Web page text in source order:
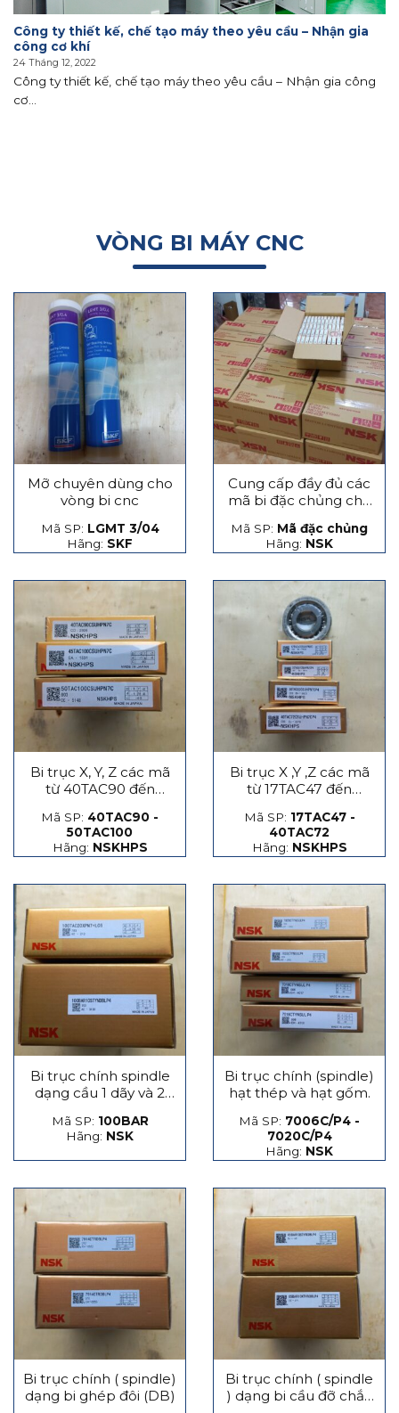
Công ty thiết kế, chế tạo máy theo yêu cầu – Nhận gia
công cơ khí
24 Tháng 12, 2022
Công ty thiết kế, chế tạo máy theo yêu cầu – Nhận gia công
cơ...
VÒNG BI MÁY CNC
Mỡ chuyên dùng cho
vòng bi cnc
Mã SP: LGMT 3/04
Hãng: SKF
Cung cấp đầy đủ các
mã bi đặc chủng cho
Mã SP: Mã đặc chủng
Hãng: NSK
Bi trục X, Y, Z các mã
từ 40TAC90 đến
Mã SP: 40TAC90 -
50TAC100
Hãng: NSKHPS
Bi trục X ,Y ,Z các mã
từ 17TAC47 đến
Mã SP: 17TAC47 -
40TAC72
Hãng: NSKHPS
Bi trục chính spindle
dạng cầu 1 dãy và 2
Mã SP: 100BAR
Hãng: NSK
Bi trục chính (spindle)
hạt thép và hạt gốm.
Mã SP: 7006C/P4 -
7020C/P4
Hãng: NSK
Bi trục chính ( spindle)
dạng bi ghép đôi (DB)
Bi trục chính ( spindle
) dạng bi cầu đỡ chắn